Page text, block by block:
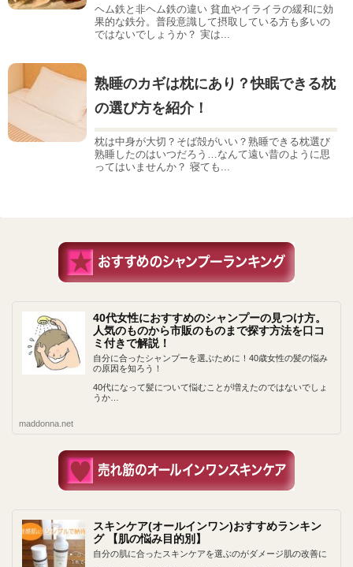
ヘム鉄と非ヘム鉄の違い 貧血やイライラの緩和に効
果的な鉄分。普段意識して摂取している方も多いの
ではないでしょうか？ 実は...
熟睡のカギは枕にあり？快眠できる枕
の選び方を紹介！
枕は中身が大切？そば殻がいい？熟睡できる枕選び
熟睡したのはいつだろう…なんて遠い昔のように思
ってはいませんか？ 寝ても...
40代女性におすすめのシャンプーの見つけ方。
人気のものから市販のものまで探す方法を口コ
ミ付きで解説！
自分に合ったシャンプーを選ぶために！40歳女性の髪の悩み
の原因を知ろう！
40代になって髪について悩むことが増えたのではないでしょ
うか…
maddonna.net
スキンケア(オールインワン)おすすめランキン
グ 【肌の悩み目的別】
自分の肌に合ったスキンケアを選ぶのがダメージ肌の改善に